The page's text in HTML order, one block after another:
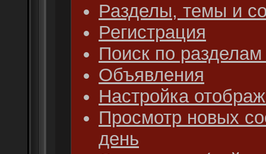
Разделы, темы и
Регистрация
Поиск по
Объявления
Настройка
Просмотр новых
день